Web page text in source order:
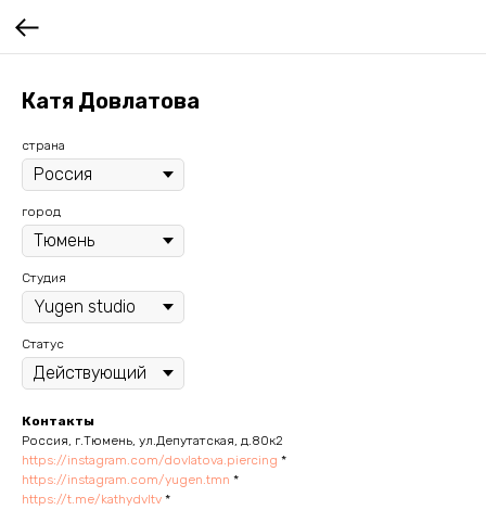
Катя Довлатова
страна
город
Студия
Статус
Контакты
Россия, г.Тюмень, ул.Депутатская, д.80к2
https://instagram.com/dovlatova.piercing *
https://instagram.com/yugen.tmn *
https://t.me/kathydvltv *